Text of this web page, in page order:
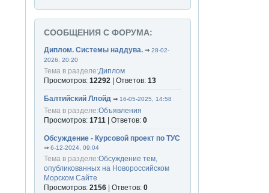
СООБЩЕНИЯ С ФОРУМА:
Диплом. Системы наддува. ⇒28-02-
2026, 20:20
Тема в разделе:Диплом
Просмотров:12292 | Ответов:13
Балтийский Ллойд ⇒16-05-2025, 14:58
Тема в разделе:Объявления
Просмотров:1711 | Ответов:0
Обсуждение - Курсовой проект по ТУС
⇒6-12-2024, 09:04
Тема в разделе:Обсуждение тем,
опубликованных на Новороссийском
Морском Сайте
Просмотров:2156 | Ответов:0